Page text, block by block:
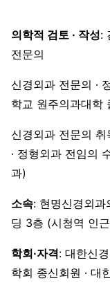
의학적 검토 · 작성:
전문의
신경외과 전문의 ·
학교 원주의과대학
신경외과 전문의
· 정형외과 전임의
과)
소속: 현명신경외과
딩 3층 (시청역 인
학회·자격: 대한신
학회 종신회원 · 대